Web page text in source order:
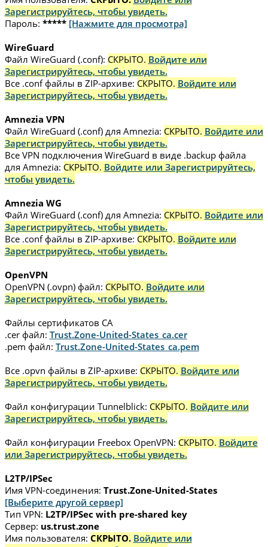
Зарегистрируйтесь, чтобы увидеть.
Пароль: ***** [Нажмите для просмотра]
WireGuard
Файл WireGuard (.conf): СКРЫТО. Войдите или
Зарегистрируйтесь, чтобы увидеть.
Все .conf файлы в ZIP-архиве: СКРЫТО. Войдите или
Зарегистрируйтесь, чтобы увидеть.
Amnezia VPN
Файл WireGuard (.conf) для Amnezia: СКРЫТО. Войдите или
Зарегистрируйтесь, чтобы увидеть.
Все VPN подключения WireGuard в виде .backup файла
для Amnezia: СКРЫТО. Войдите или Зарегистрируйтесь,
чтобы увидеть.
Amnezia WG
Файл WireGuard (.conf) для Amnezia: СКРЫТО. Войдите или
Зарегистрируйтесь, чтобы увидеть.
Все .conf файлы в ZIP-архиве: СКРЫТО. Войдите или
Зарегистрируйтесь, чтобы увидеть.
OpenVPN
OpenVPN (.ovpn) файл: СКРЫТО. Войдите или
Зарегистрируйтесь, чтобы увидеть.
Файлы сертификатов CA
.cer файл: Trust.Zone-United-States_ca.cer
.pem файл: Trust.Zone-United-States_ca.pem
Все .opvn файлы в ZIP-архиве: СКРЫТО. Войдите или
Зарегистрируйтесь, чтобы увидеть.
Файл конфигурации Tunnelblick: СКРЫТО. Войдите или
Зарегистрируйтесь, чтобы увидеть.
Файл конфигурации Freebox OpenVPN: СКРЫТО. Войдите
или Зарегистрируйтесь, чтобы увидеть.
L2TP/IPSec
Имя VPN-соединения: Trust.Zone-United-States
[Выберите другой сервер]
Тип VPN: L2TP/IPSec with pre-shared key
Сервер: us.trust.zone
Имя пользователя: СКРЫТО. Войдите или